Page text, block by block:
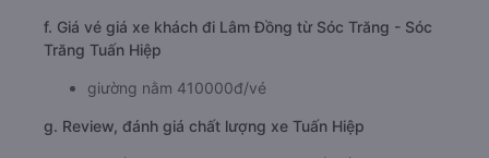
f. Giá vé giá xe khách đi Lâm Đồng từ Sóc Trăng - Sóc
Trăng Tuấn Hiệp
giường nằm 410000đ/vé
g. Review, đánh giá chất lượng xe Tuấn Hiệp